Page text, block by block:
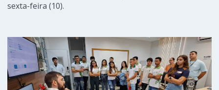
sexta-feira (10).